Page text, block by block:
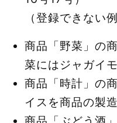
（登録できない例
商品「野菜」の
菜にはジャガイ
商品「時計」の
イスを商品の製